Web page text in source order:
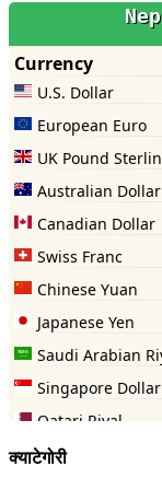
क्याटेगोरी